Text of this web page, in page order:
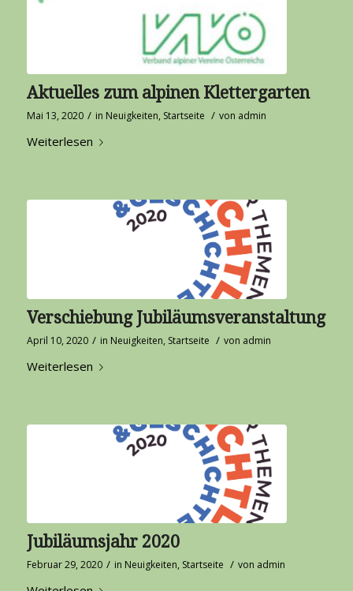
Aktuelles zum alpinen Klettergarten
Mai 13, 2020 / in Neuigkeiten, Startseite / von admin
Weiterlesen
Verschiebung Jubiläumsveranstaltung
April 10, 2020 / in Neuigkeiten, Startseite / von admin
Weiterlesen
Jubiläumsjahr 2020
Februar 29, 2020 / in Neuigkeiten, Startseite / von admin